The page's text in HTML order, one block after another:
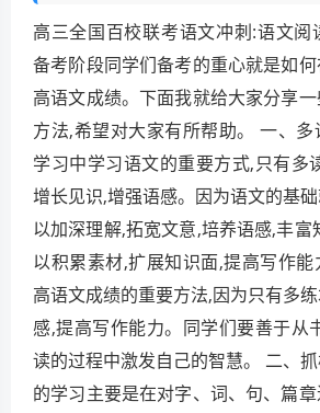
高三全国百校联考语文冲刺:语文阅
备考阶段同学们备考的重心就是如
高语文成绩。下面我就给大家分享
方法,希望对大家有所帮助。 一、
学习中学习语文的重要方式,只有多
增长见识,增强语感。因为语文的基
以加深理解,拓宽文意,培养语感,丰富
以积累素材,扩展知识面,提高写作
高语文成绩的重要方法,因为只有多
感,提高写作能力。同学们要善于从
读的过程中激发自己的智慧。 二、
的学习主要是在对字、词、句、篇